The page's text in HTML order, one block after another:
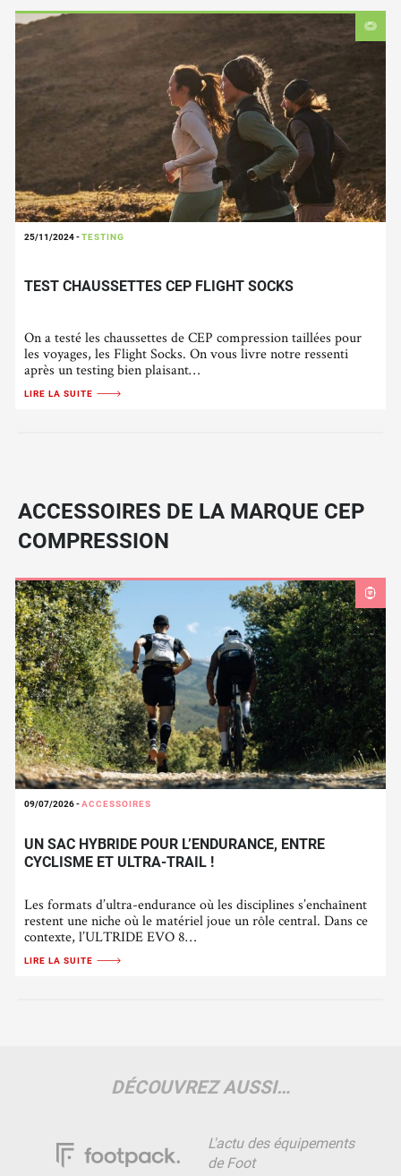
25/11/2024-TESTING
TEST CHAUSSETTES CEP FLIGHT SOCKS
On a testé les chaussettes de CEP compression taillées pour
les voyages, les Flight Socks. On vous livre notre ressenti
après un testing bien plaisant…
LIRE LA SUITE
ACCESSOIRES DE LA MARQUE CEP
COMPRESSION
09/07/2026-ACCESSOIRES
UN SAC HYBRIDE POUR L’ENDURANCE, ENTRE
CYCLISME ET ULTRA-TRAIL !
Les formats d’ultra-endurance où les disciplines s’enchaînent
restent une niche où le matériel joue un rôle central. Dans ce
contexte, l’ULTRIDE EVO 8…
LIRE LA SUITE
DÉCOUVREZ AUSSI…
L'actu des équipements
de Foot